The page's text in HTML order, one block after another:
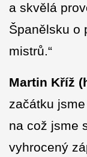
a skvělá
Španělsku o
mistrů.“
Martin Kříž
začátku
na což jsme
vyhrocený